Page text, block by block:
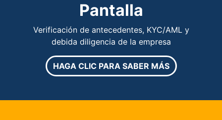
Pantalla
Verificación de antecedentes, KYC/AML y
debida diligencia de la empresa
HAGA CLIC PARA SABER MÁS